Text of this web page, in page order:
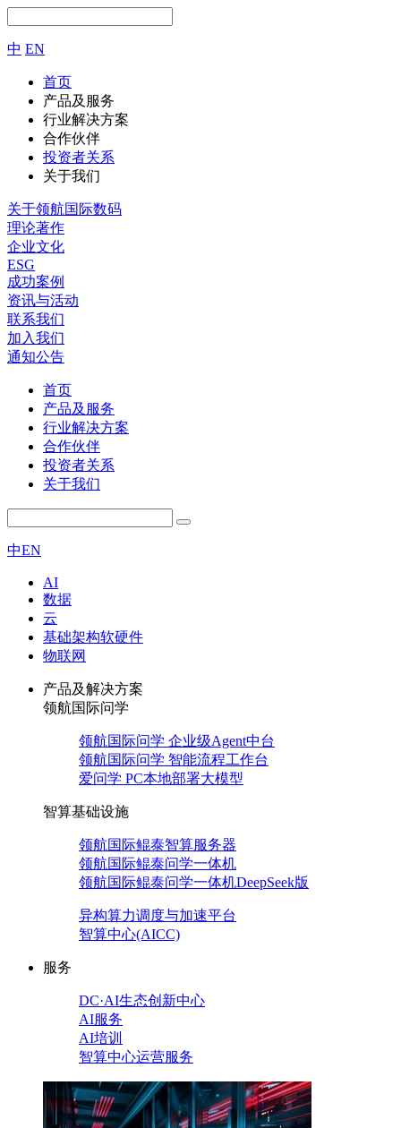
中 EN
首页
产品及服务
行业解决方案
合作伙伴
投资者关系
关于我们
关于领航国际数码
理论著作
企业文化
ESG
成功案例
资讯与活动
联系我们
加入我们
通知公告
首页
产品及服务
行业解决方案
合作伙伴
投资者关系
关于我们
中EN
AI
数据
云
基础架构软硬件
物联网
产品及解决方案
领航国际问学
领航国际问学 企业级Agent中台
领航国际问学 智能流程工作台
爱问学 PC本地部署大模型
智算基础设施
领航国际鲲泰智算服务器
领航国际鲲泰问学一体机
领航国际鲲泰问学一体机DeepSeek版
异构算力调度与加速平台
智算中心(AICC)
服务
DC·AI生态创新中心
AI服务
AI培训
智算中心运营服务